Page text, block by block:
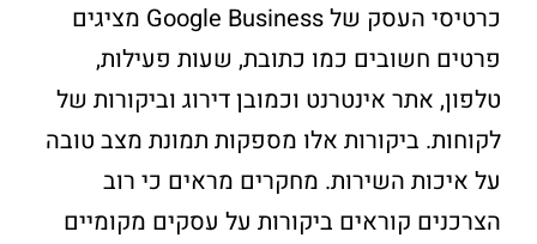
כרטיסי העסק של Google Business מציגים
פרטים חשובים כמו כתובת, שעות פעילות,
טלפון, אתר אינטרנט וכמובן דירוג וביקורות של
לקוחות. ביקורות אלו מספקות תמונת מצב טובה
על איכות השירות. מחקרים מראים כי רוב
הצרכנים קוראים ביקורות על עסקים מקומיים